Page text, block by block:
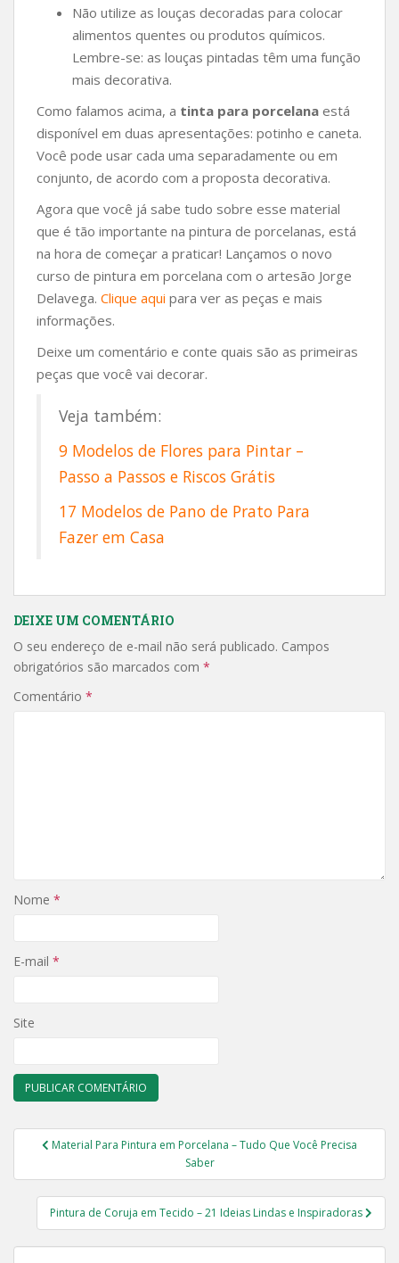
Não utilize as louças decoradas para colocar
alimentos quentes ou produtos químicos.
Lembre-se: as louças pintadas têm uma função
mais decorativa.
Como falamos acima, a tinta para porcelana está
disponível em duas apresentações: potinho e caneta.
Você pode usar cada uma separadamente ou em
conjunto, de acordo com a proposta decorativa.
Agora que você já sabe tudo sobre esse material
que é tão importante na pintura de porcelanas, está
na hora de começar a praticar! Lançamos o novo
curso de pintura em porcelana com o artesão Jorge
Delavega. Clique aqui para ver as peças e mais
informações.
Deixe um comentário e conte quais são as primeiras
peças que você vai decorar.
Veja também:
9 Modelos de Flores para Pintar –
Passo a Passos e Riscos Grátis
17 Modelos de Pano de Prato Para
Fazer em Casa
DEIXE UM COMENTÁRIO
O seu endereço de e-mail não será publicado. Campos
obrigatórios são marcados com *
Comentário *
Nome *
E-mail *
Site
Navegação
Post
Material Para Pintura em Porcelana – Tudo Que Você Precisa
Saber
Pintura de Coruja em Tecido – 21 Ideias Lindas e Inspiradoras